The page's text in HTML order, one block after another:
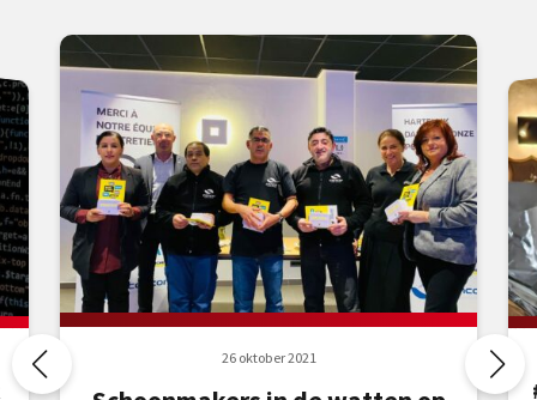
26 oktober 2021